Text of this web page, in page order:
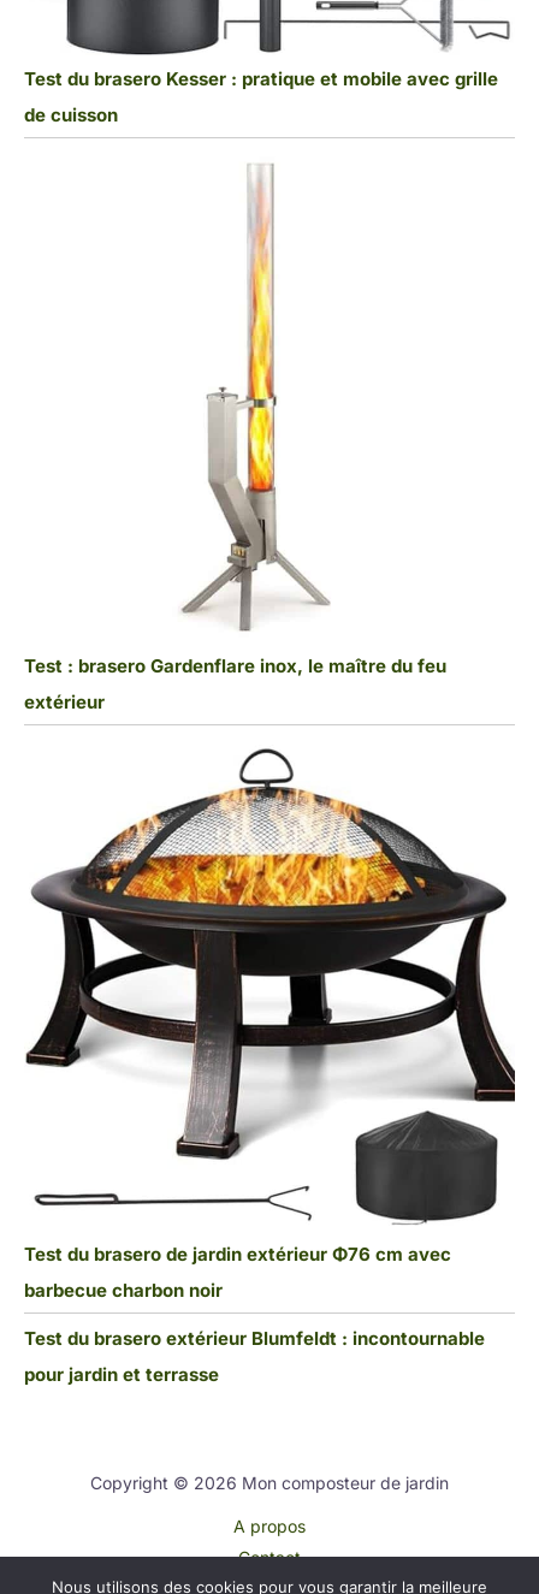
Test du brasero Kesser : pratique et mobile avec grille
de cuisson
Test : brasero Gardenflare inox, le maître du feu
extérieur
Test du brasero de jardin extérieur Φ76 cm avec
barbecue charbon noir
Test du brasero extérieur Blumfeldt : incontournable
pour jardin et terrasse
Copyright © 2026 Mon composteur de jardin
A propos
Contact
Plan du site
Nous utilisons des cookies pour vous garantir la meilleure